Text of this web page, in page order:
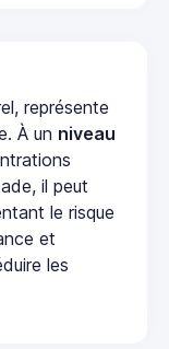
représente
À un niveau
il peut
le risque
et
les